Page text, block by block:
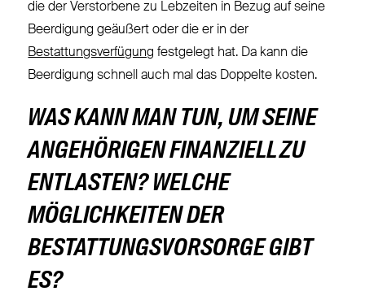
die der Verstorbene zu Lebzeiten in Bezug auf seine
Beerdigung geäußert oder die er in der
Bestattungsverfügung festgelegt hat. Da kann die
Beerdigung schnell auch mal das Doppelte kosten.
WAS KANN MAN TUN, UM SEINE
ANGEHÖRIGEN FINANZIELL ZU
ENTLASTEN? WELCHE
MÖGLICHKEITEN DER
BESTATTUNGSVORSORGE GIBT
ES?